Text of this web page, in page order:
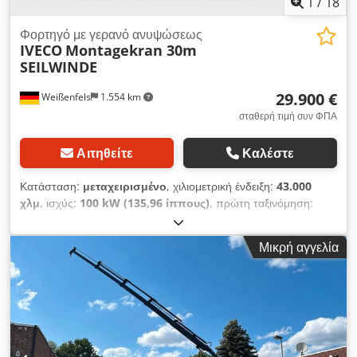
Weißenfels 1.554 km
Φορτηγό με γερανό ανυψώσεως
IVECO Montagekran 30m
SEILWINDE
29.900 €
σταθερή τιμή συν ΦΠΑ
Αιτηθείτε Καλέστε
Κατάσταση: μεταχειρισμένο, χιλιομετρική ένδειξη: 43.000
χλμ, ισχύς: 100 kW (135,96 ίππους), πρώτη ταξινόμηση:
ντίζελ
χρώμα:πορτοκαλί, τύπος μετάδοσης:μηχανικός, κατηγορία
εκπομπών:Euro 6
, πλάτος χώρου
φόρτωσης:
2.500 χιλ.
, Εξοπλισμός:
ABS, γερανός, ηλεκτρονικό πρόγραμμα ευστάθειας (ESP)
Αρ. Εσωτ.: 127 Μηχανικός γερανός Cormach 23000tech,
τοποθετημένος σε πλαίσιο IVECO * Iveco * ML 75 * Διάταξη
τροχών 4x2 * Μέγιστο επιτρεπόμενο βάρος 7490 kg *
ΓΕΡΑΝΟΣ Cormach 23000tech * ΣΥΣΤΗΜΑ
Μικρή αγγελία